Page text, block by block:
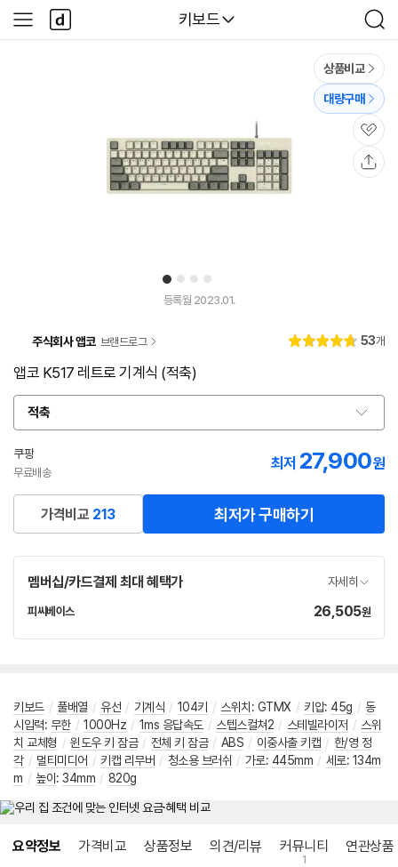
다나와
키보드
검
색
사
이
다
나
와
1 2 3 4
튜
상품비교
대량구매
관
심
등록월 2023.01.
주식회사 앱코 브랜드로그
별
4.
리
53개
앱코 K517 레트로 기계식 (적축)
적축
옵
션
선
택
쿠팡
무료배송
최저 27,900원
가격비교 213 최저가 구매하기
멤버십/카드결제 최대 혜택가 자세히
피씨베이스네
가
26,505원
키보드 / 풀배열 / 유선 / 기계식 / 104키 / 스위치 : GTMX / 키압: 45g / 동
시입력: 무한 / 1000Hz / 1ms 응답속도 / 스텝스컬쳐2 / 스테빌라이저 / 스위
치 교체형 / 윈도우 키 잠금 / 전체 키 잠금 / ABS / 이중사출 키캡 / 한/영 정
각 / 멀티미디어 / 키캡 리무버 / 청소용 브러쉬 / 가로: 445mm / 세로: 134m
m / 높이 : 34mm / 820g
요약정보 가격비교 상품정보 의견/리뷰 커뮤니티
1
연관상품